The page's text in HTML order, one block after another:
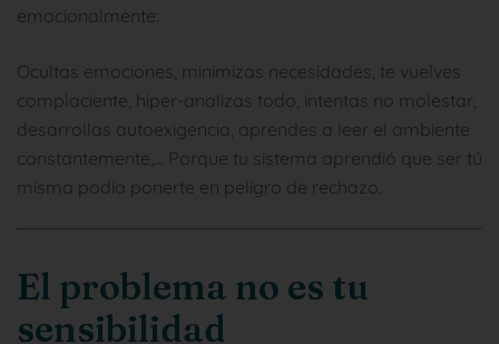
emocionalmente:
Ocultas emociones, minimizas necesidades, te vuelves
complaciente, hiper-analizas todo, intentas no molestar,
desarrollas autoexigencia, aprendes a leer el ambiente
constantemente,… Porque tu sistema aprendió que ser tú
misma podía ponerte en peligro de rechazo.
El problema no es tu
sensibilidad